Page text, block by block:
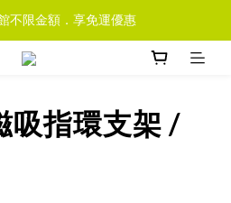
不限金額．享免運優惠
吸指環支架 /